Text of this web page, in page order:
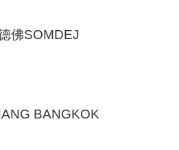
佛SOMDEJ
BANGKOK